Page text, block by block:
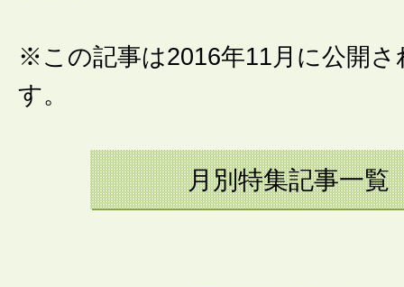
※この記事は2016年11月に公開さ
す。
月別特集記事一覧